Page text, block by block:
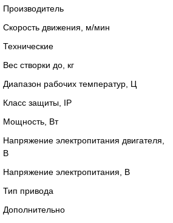
Производитель
Скорость движения, м/мин
Технические
Вес створки до, кг
Диапазон рабочих температур, Ц
Класс защиты, IP
Мощность, Вт
Напряжение электропитания двигателя,
В
Напряжение электропитания, В
Тип привода
Дополнительно